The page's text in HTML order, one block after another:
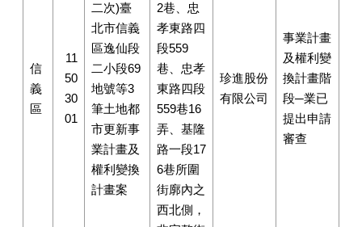
信
義
區
11
50
30
01
二次)臺
北市信義
區逸仙段
二小段69
地號等3
筆土地都
市更新事
業計畫及
權利變換
計畫案
2巷、忠
孝東路四
段559
巷、忠孝
東路四段
559巷16
弄、基隆
路一段17
6巷所圍
街廓內之
西北側，
珍進股份
有限公司
事業計畫
及權利變
換計畫階
段─業已
提出申請
審查